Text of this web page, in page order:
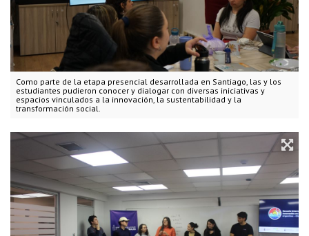
Como parte de la etapa presencial desarrollada en Santiago, las y los
estudiantes pudieron conocer y dialogar con diversas iniciativas y
espacios vinculados a la innovación, la sustentabilidad y la
transformación social.